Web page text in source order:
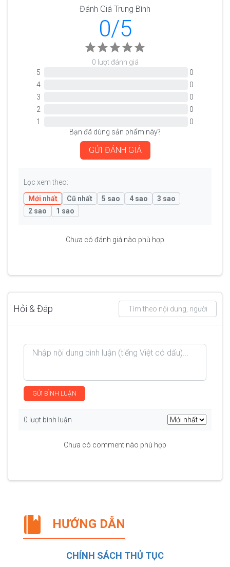
Đánh Giá Trung Bình
0/5
0 lượt đánh giá
5
0
4
0
3
0
2
0
1
0
Bạn đã dùng sản phẩm này?
GỬI ĐÁNH GIÁ
Lọc xem theo:
Mới nhất
Cũ nhất 5 sao 4 sao
3 sao
2 sao
1 sao
Chưa có đánh giá nào phù hợp
Hỏi & Đáp
GỬI BÌNH LUẬN
0 lượt bình luận
Chưa có comment nào phù hợp
HƯỚNG DẪN
CHÍNH SÁCH THỦ TỤC